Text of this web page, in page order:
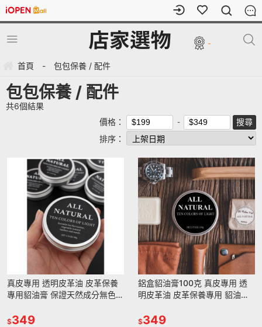
-
首頁 - 包包保養 / 配件
包包保養 / 配件
共6個結果
價格：
排序：
真皮專用 透明皮革油 皮革保養
專用貂油膏 保證天然成分無色無
$349
鋁盒貂油膏100克 真皮專用 透
明皮革油 皮革保養專用 貂油膏
養 皮衣皮具護理
$349